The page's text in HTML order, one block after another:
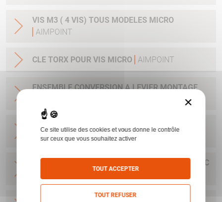
VIS M3 ( 4 VIS) TOUS MODELES MICRO
AIMPOINT
CLE TORX POUR VIS MICRO AIMPOINT
ENSEMBLE CONVERSION A LEVIER MONTAGE
BASE MICRO POUR RAIL 11 MM AVEC CLEF ET
VIS H1&H2&ACRO AIMPOINT
BASE POUR H1&H2&ACRO&MICRO SAFARI AVEC
×
Ce site utilise des cookies et vous donne le contrôle
sur ceux que vous souhaitez activer
TOUT ACCEPTER
TOUT REFUSER